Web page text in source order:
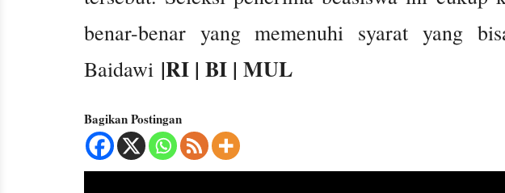
benar-benar yang memenuhi syarat yang
Baidawi |RI | BI | MUL
Bagikan Postingan